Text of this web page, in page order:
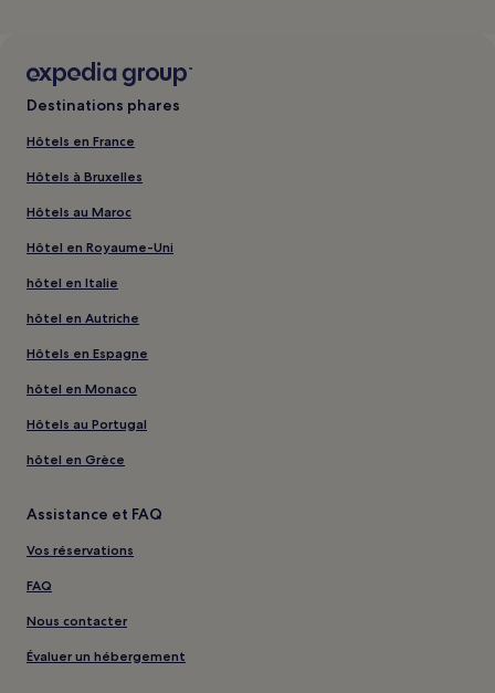
Destinations phares
Hôtels en France
Hôtels à Bruxelles
Hôtels au Maroc
Hôtel en Royaume-Uni
hôtel en Italie
hôtel en Autriche
Hôtels en Espagne
hôtel en Monaco
Hôtels au Portugal
hôtel en Grèce
Assistance et FAQ
Vos réservations
FAQ
Nous contacter
Évaluer un hébergement